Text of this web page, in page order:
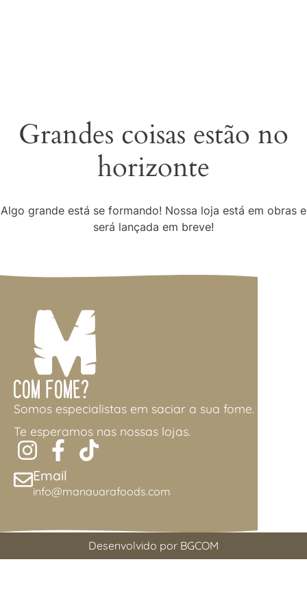
Grandes coisas estão no
horizonte
Algo grande está se formando! Nossa loja está em obras e
será lançada em breve!
Com Fome?
Somos especialistas em saciar a sua fome.
Te esperamos nas nossas lojas.
Email
info@manauarafoods.com
Desenvolvido por BGCOM